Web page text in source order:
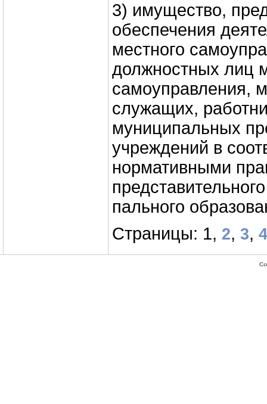
3) имущество,
обеспечения
мест­ного
должностных лиц
самоуправления,
служащих,
муниципальных
учреждений в
нормативными
пального
Страницы: 1, 2, 3, 4